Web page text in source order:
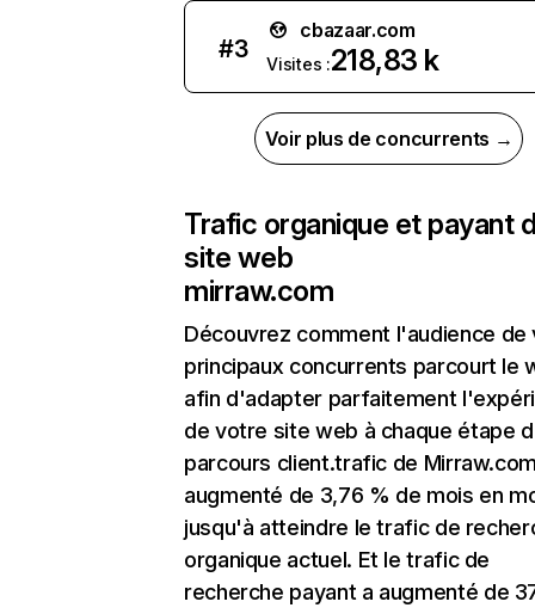
#3
cbazaar.com
Visites :218,83 k
Voir plus de concurrents →
Trafic organique et payant
site web
mirraw.com
Découvrez comment l'audience de
principaux concurrents parcourt le
afin d'adapter parfaitement
de votre site web à chaque étape
parcours client.trafic de
augmenté de 3,76 % de mois en
jusqu'à atteindre le trafic de
organique actuel. Et le trafic de
recherche payant a augmenté de